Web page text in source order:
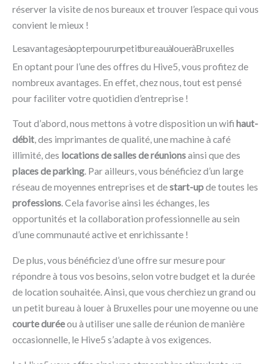
réserver la visite de nos bureaux et trouver l’espace qui vous
convient le mieux !
Les avantages à opter pour un petit bureau à louer à Bruxelles
En optant pour l’une des offres du Hive5, vous profitez de
nombreux avantages. En effet, chez nous, tout est pensé
pour faciliter votre quotidien d’entreprise !
Tout d’abord, nous mettons à votre disposition un wifi haut-
débit, des imprimantes de qualité, une machine à café
illimité, des locations de salles de réunionsainsi que des
places de parking. Par ailleurs, vous bénéficiez d’un large
réseau de moyennes entreprises et destart-upde toutes les
professions. Cela favorise ainsi les échanges, les
opportunités et la collaboration professionnelle au sein
d’une communauté active et enrichissante !
De plus, vous bénéficiez d’une offre sur mesure pour
répondre à tous vos besoins, selon votre budget et la durée
de location souhaitée. Ainsi, que vous cherchiez un grand ou
un petit bureau à louer à Bruxelles pour une moyenne ou une
courte duréeou à utiliser une salle de réunion de manière
occasionnelle, le Hive5 s’adapte à vos exigences.